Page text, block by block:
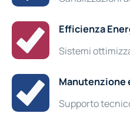
Efficienza
Sistemi
Manutenzione
Supporto